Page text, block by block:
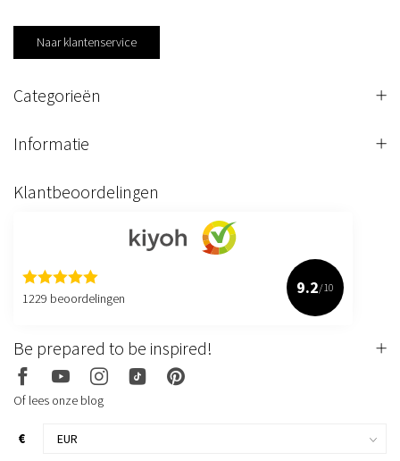
Naar klantenservice
Categorieën
Informatie
Klantbeoordelingen
1229 beoordelingen
9.2/10
Be prepared to be inspired!
Of lees onze blog
€